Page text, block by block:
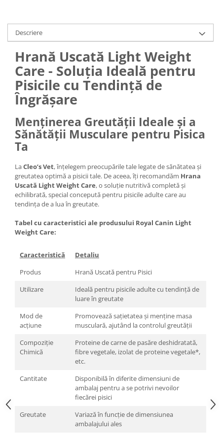
Descriere
Hrană Uscată Light Weight
Care - Soluția Ideală pentru
Pisicile cu Tendință de
Îngrășare
Menținerea Greutății Ideale și a
Sănătății Musculare pentru Pisica
Ta
LaCleo’s Vet, înțelegem preocupările tale legate de sănătatea și
greutatea optimă a pisicii tale. De aceea, îți recomandăm Hrana
Uscată Light Weight Care, o soluție nutritivă completă și
echilibrată, special concepută pentru pisicile adulte care au
tendința de a lua în greutate.
Tabel cu caracteristici ale produsului Royal Canin Light
Weight Care:
Caracteristică
Detaliu
Produs
Hrană Uscată pentru Pisici
Utilizare
Ideală pentru pisicile adulte cu tendință de
luare în greutate
Mod de
acțiune
Promovează sațietatea și menține masa
musculară, ajutând la controlul greutății
Compoziție
Chimică
Proteine de carne de pasăre deshidratată,
fibre vegetale, izolat de proteine vegetale*,
etc.
Cantitate
Disponibilă în diferite dimensiuni de
ambalaj pentru a se potrivi nevoilor
fiecărei pisici
Greutate
Variază în funcție de dimensiunea
ambalajului ales